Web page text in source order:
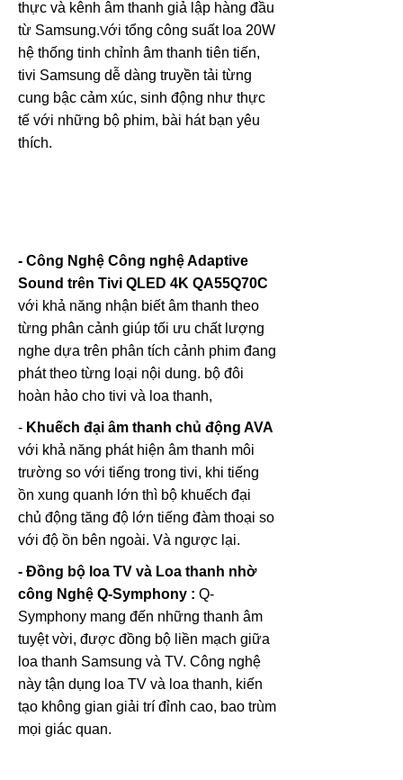
thực và kênh âm thanh giả lập hàng đầu
từ Samsung.Với tổng công suất loa 20W
hệ thống tinh chỉnh âm thanh tiên tiến,
tivi Samsung dễ dàng truyền tải từng
cung bậc cảm xúc, sinh động như thực
tế với những bộ phim, bài hát bạn yêu
thích.
- Công Nghệ Công nghệ Adaptive
Sound trên Tivi QLED 4K QA55Q70C
với khả năng nhận biết âm thanh theo
từng phân cảnh giúp tối ưu chất lượng
nghe dựa trên phân tích cảnh phim đang
phát theo từng loại nội dung. bộ đôi
hoàn hảo cho tivi và loa thanh,
- Khuếch đại âm thanh chủ động AVA
với khả năng phát hiện âm thanh môi
trường so với tiếng trong tivi, khi tiếng
ồn xung quanh lớn thì bộ khuếch đại
chủ động tăng độ lớn tiếng đàm thoại so
với độ ồn bên ngoài. Và ngược lại.
- Đồng bộ loa TV và Loa thanh nhờ
công Nghệ Q-Symphony : Q-
Symphony mang đến những thanh âm
tuyệt vời, được đồng bộ liền mạch giữa
loa thanh Samsung và TV. Công nghệ
này tận dụng loa TV và loa thanh, kiến
tạo không gian giải trí đỉnh cao, bao trùm
mọi giác quan.